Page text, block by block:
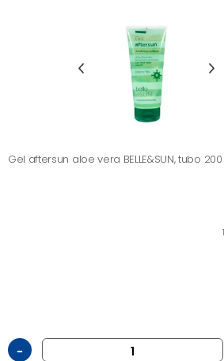
Gel aftersun aloe vera BELLE&SUN, tubo
-